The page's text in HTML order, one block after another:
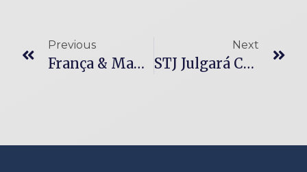
Previous
França & Mancasz -Advogados Tem Nova Sede Em Curitiba
Next
STJ Julgará Cômputo De Tempo Rural Remoto Para Aposentadoria Híbrida Na Sistemática Dos Recursos Repetitivos